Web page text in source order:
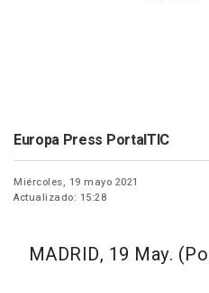
Europa Press PortalTIC
Miércoles, 19 mayo 2021
Actualizado: 15:28
MADRID, 19 May.